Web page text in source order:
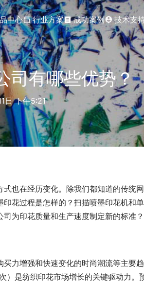
中心 行业方案 成功案例 技术支
司有哪些优势？
日 下午5:21
也在经历变化。除我们都知道的传统
花过程是怎样的？扫描喷墨印花机和
为印花质量和生产速度制定新的标准？
力增强和快速变化的时尚潮流等主要趋
）是纺织印花市场增长的关键驱动力